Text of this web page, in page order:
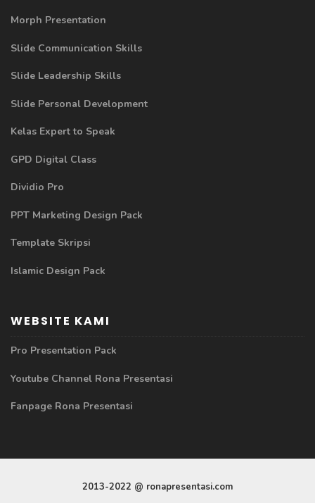
Morph Presentation
Slide Communication Skills
Slide Leadership Skills
Slide Personal Development
Kelas Expert to Speak
GPD Digital Class
Dividio Pro
PPT Marketing Design Pack
Template Skripsi
Islamic Design Pack
WEBSITE KAMI
Pro Presentation Pack
Youtube Channel Rona Presentasi
Fanpage Rona Presentasi
2013-2022 @ ronapresentasi.com